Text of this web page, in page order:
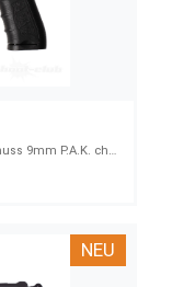
NEU